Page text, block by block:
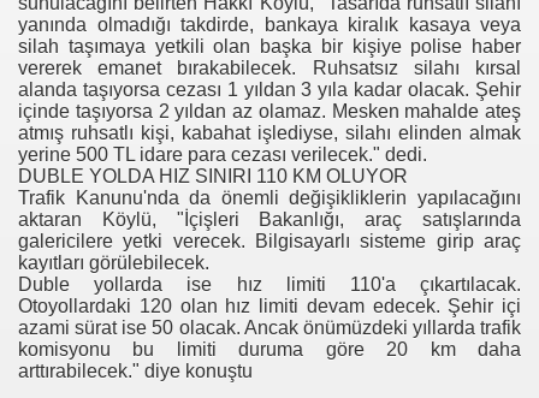
yanında olmadığı takdirde, bankaya kiralık kasaya veya
silah taşımaya yetkili olan başka bir kişiye polise haber
vererek emanet bırakabilecek. Ruhsatsız silahı kırsal
alanda taşıyorsa cezası 1 yıldan 3 yıla kadar olacak. Şehir
içinde taşıyorsa 2 yıldan az olamaz. Mesken mahalde ateş
atmış ruhsatlı kişi, kabahat işlediyse, silahı elinden almak
yerine 500 TL idare para cezası verilecek." dedi.
DUBLE YOLDA HIZ SINIRI 110 KM OLUYOR
Trafik Kanunu'nda da önemli değişikliklerin yapılacağını
aktaran Köylü, "İçişleri Bakanlığı, araç satışlarında
galericilere yetki verecek. Bilgisayarlı sisteme girip araç
kayıtları görülebilecek.
Duble yollarda ise hız limiti 110'a çıkartılacak.
Otoyollardaki 120 olan hız limiti devam edecek. Şehir içi
azami sürat ise 50 olacak. Ancak önümüzdeki yıllarda trafik
komisyonu bu limiti duruma göre 20 km daha
arttırabilecek." diye konuştu